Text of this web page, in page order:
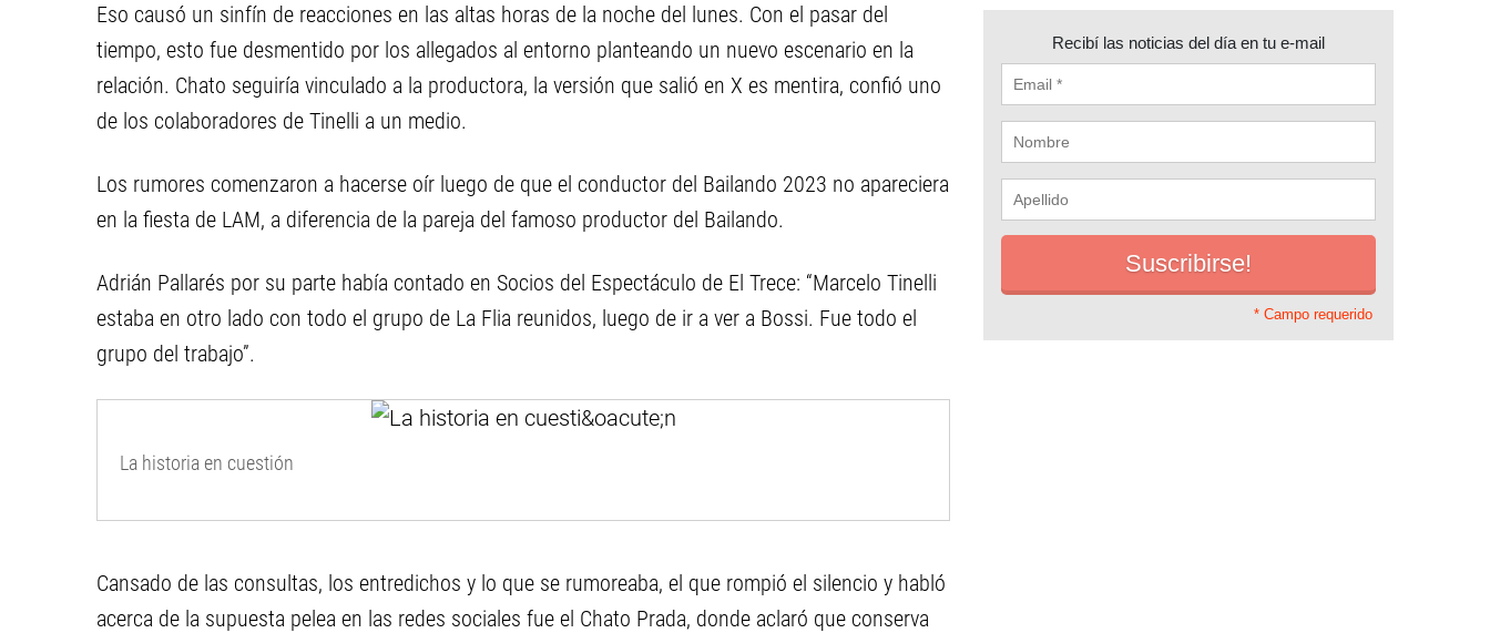
Eso causó un sinfín de reacciones en las altas horas de la noche del lunes. Con el pasar del
tiempo, esto fue desmentido por los allegados al entorno planteando un nuevo escenario en la
relación. Chato seguiría vinculado a la productora, la versión que salió en X es mentira, confió uno
de los colaboradores de Tinelli a un medio.
Los rumores comenzaron a hacerse oír luego de que el conductor del Bailando 2023 no apareciera
en la fiesta de LAM, a diferencia de la pareja del famoso productor del Bailando.
Adrián Pallarés por su parte había contado en Socios del Espectáculo de El Trece: “Marcelo Tinelli
estaba en otro lado con todo el grupo de La Flia reunidos, luego de ir a ver a Bossi. Fue todo el
grupo del trabajo”.
La historia en cuestión
Cansado de las consultas, los entredichos y lo que se rumoreaba, el que rompió el silencio y habló
acerca de la supuesta pelea en las redes sociales fue el Chato Prada, donde aclaró que conserva
Recibí las noticias del día en tu e-mail
* Campo requerido